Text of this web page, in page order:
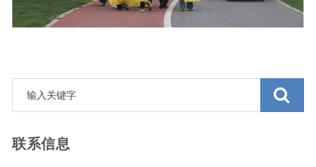
联系信息